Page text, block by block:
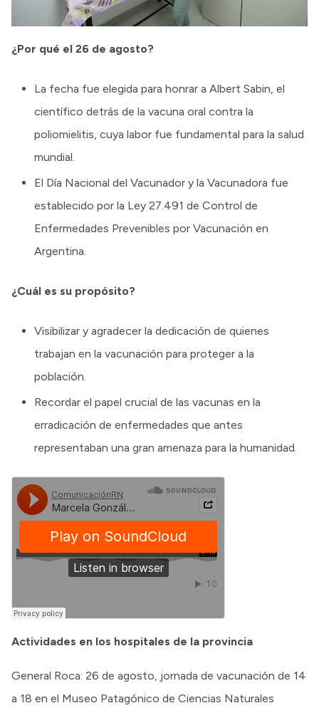
¿Por qué el 26 de agosto?
La fecha fue elegida para honrar a Albert Sabin, el
científico detrás de la vacuna oral contra la
poliomielitis, cuya labor fue fundamental para la salud
mundial.
El Día Nacional del Vacunador y la Vacunadora fue
establecido por la Ley 27.491 de Control de
Enfermedades Prevenibles por Vacunación en
Argentina.
¿Cuál es su propósito?
Visibilizar y agradecer la dedicación de quienes
trabajan en la vacunación para proteger a la
población.
Recordar el papel crucial de las vacunas en la
erradicación de enfermedades que antes
representaban una gran amenaza para la humanidad.
Actividades en los hospitales de la provincia
General Roca: 26 de agosto, jornada de vacunación de 14
a 18 en el Museo Patagónico de Ciencias Naturales